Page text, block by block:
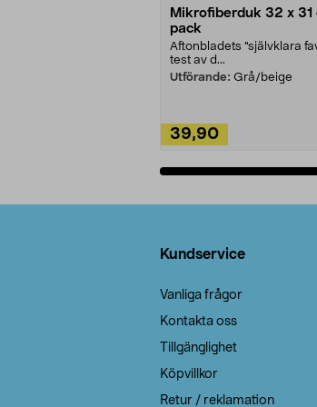
Mikrofiberduk 32 x 31
pack
Aftonbladets "självklara
test av d...
Utförande: Grå/beige
39,90
Kundservice
Vanliga frågor
Kontakta oss
Tillgänglighet
Köpvillkor
Retur / reklamation